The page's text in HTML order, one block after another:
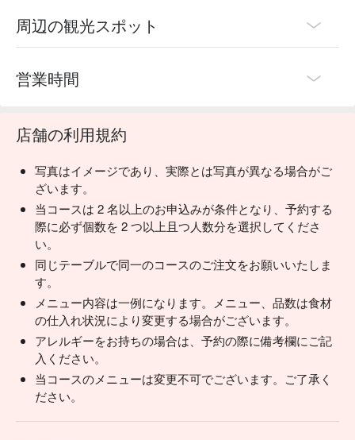
周辺の観光スポット
営業時間
店舗の利用規約
写真はイメージであり、実際とは写真が異なる場合がご
ざいます。
当コースは 2 名以上のお申込みが条件となり、予約する
際に必ず個数を 2 つ以上且つ人数分を選択してくださ
い。
同じテーブルで同一のコースのご注文をお願いいたしま
す。
メニュー内容は一例になります。メニュー、品数は食材
の仕入れ状況により変更する場合がございます。
アレルギーをお持ちの場合は、予約の際に備考欄にご記
入ください。
当コースのメニューは変更不可でございます。ご了承く
ださい。